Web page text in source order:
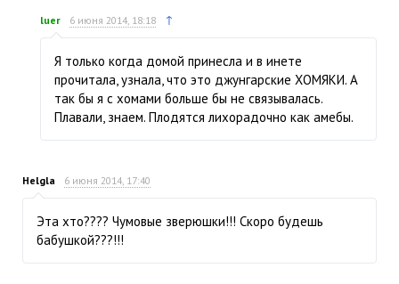
luer 6 июня 2014, 18:18 ↑
Я только когда домой принесла и в инете
прочитала, узнала, что это джунгарские ХОМЯКИ. А
так бы я с хомами больше бы не связывалась.
Плавали, знаем. Плодятся лихорадочно как амебы.
Helgla 6 июня 2014, 17:40
Эта хто???? Чумовые зверюшки!!! Скоро будешь
бабушкой???!!!